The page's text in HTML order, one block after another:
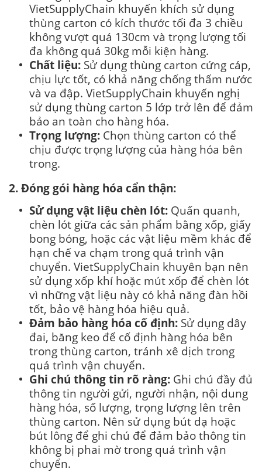
VietSupplyChain khuyến khích sử dụng
thùng carton có kích thước tối đa 3 chiều
không vượt quá 130cm và trọng lượng tối
đa không quá 30kg mỗi kiện hàng.
Chất liệu: Sử dụng thùng carton cứng cáp,
chịu lực tốt, có khả năng chống thấm nước
và va đập. VietSupplyChain khuyến nghị
sử dụng thùng carton 5 lớp trở lên để đảm
bảo an toàn cho hàng hóa.
Trọng lượng: Chọn thùng carton có thể
chịu được trọng lượng của hàng hóa bên
trong.
2. Đóng gói hàng hóa cẩn thận:
Sử dụng vật liệu chèn lót: Quấn quanh,
chèn lót giữa các sản phẩm bằng xốp, giấy
bong bóng, hoặc các vật liệu mềm khác để
hạn chế va chạm trong quá trình vận
chuyển. VietSupplyChain khuyên bạn nên
sử dụng xốp khí hoặc mút xốp để chèn lót
vì những vật liệu này có khả năng đàn hồi
tốt, bảo vệ hàng hóa hiệu quả.
Đảm bảo hàng hóa cố định: Sử dụng dây
đai, băng keo để cố định hàng hóa bên
trong thùng carton, tránh xê dịch trong
quá trình vận chuyển.
Ghi chú thông tin rõ ràng: Ghi chú đầy đủ
thông tin người gửi, người nhận, nội dung
hàng hóa, số lượng, trọng lượng lên trên
thùng carton. Nên sử dụng bút dạ hoặc
bút lông để ghi chú để đảm bảo thông tin
không bị phai mờ trong quá trình vận
chuyển.